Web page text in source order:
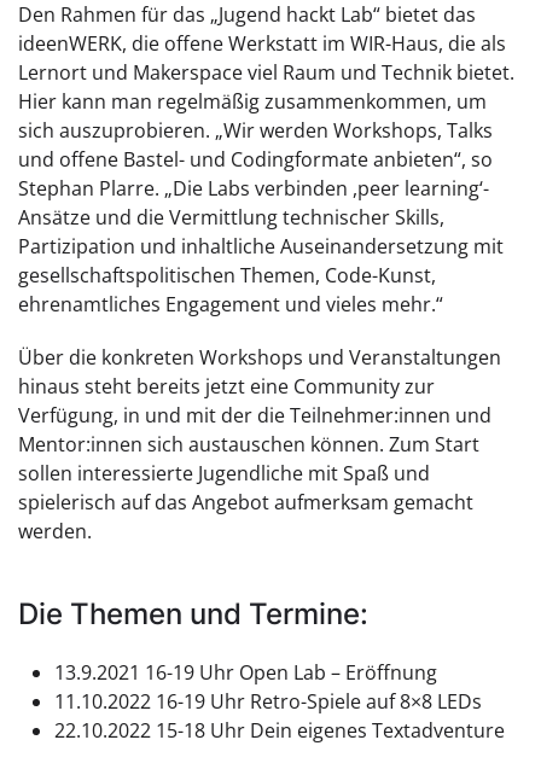
Den Rahmen für das „Jugend hackt Lab“ bietet das
ideenWERK, die offene Werkstatt im WIR-Haus, die als
Lernort und Makerspace viel Raum und Technik bietet.
Hier kann man regelmäßig zusammenkommen, um
sich auszuprobieren. „Wir werden Workshops, Talks
und offene Bastel- und Codingformate anbieten“, so
Stephan Plarre. „Die Labs verbinden ,peer learning‘-
Ansätze und die Vermittlung technischer Skills,
Partizipation und inhaltliche Auseinandersetzung mit
gesellschaftspolitischen Themen, Code-Kunst,
ehrenamtliches Engagement und vieles mehr.“
Über die konkreten Workshops und Veranstaltungen
hinaus steht bereits jetzt eine Community zur
Verfügung, in und mit der die Teilnehmer:innen und
Mentor:innen sich austauschen können. Zum Start
sollen interessierte Jugendliche mit Spaß und
spielerisch auf das Angebot aufmerksam gemacht
werden.
Die Themen und Termine:
13.9.2021 16-19 Uhr Open Lab – Eröffnung
11.10.2022 16-19 Uhr Retro-Spiele auf 8×8 LEDs
22.10.2022 15-18 Uhr Dein eigenes Textadventure